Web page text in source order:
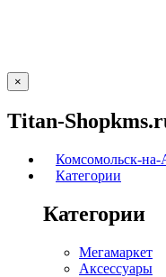
×
Titan-
Комсомольск-
Категории
Категории
Мегамаркет
Аксессуары